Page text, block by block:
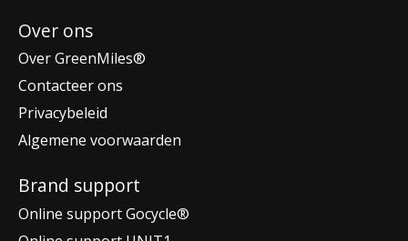
Over ons
Over GreenMiles®
Contacteer ons
Privacybeleid
Algemene voorwaarden
Brand support
Online support Gocycle®